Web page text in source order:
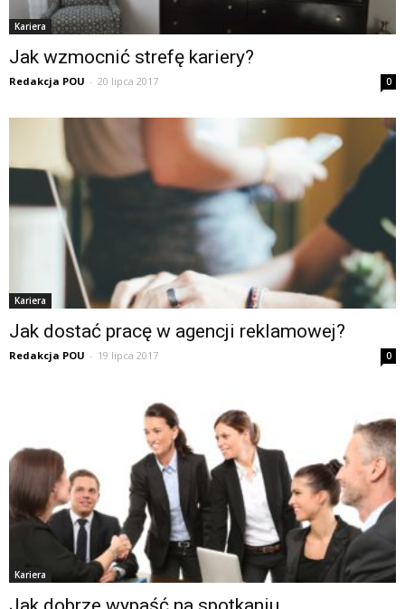
Kariera
Jak wzmocnić strefę kariery?
Redakcja POU - 20 lipca 2017 0
Kariera
Jak dostać pracę w agencji reklamowej?
Redakcja POU - 19 lipca 2017 0
Kariera